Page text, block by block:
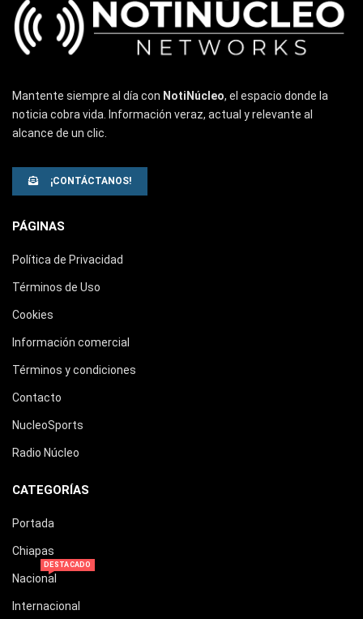
Mantente siempre al día con NotiNúcleo, el espacio donde la
noticia cobra vida. Información veraz, actual y relevante al
alcance de un clic.
¡CONTÁCTANOS!
PÁGINAS
Política de Privacidad
Términos de Uso
Cookies
Información comercial
Términos y condiciones
Contacto
NucleoSports
Radio Núcleo
CATEGORÍAS
Portada
Chiapas
Nacional
DESTACADO
Internacional